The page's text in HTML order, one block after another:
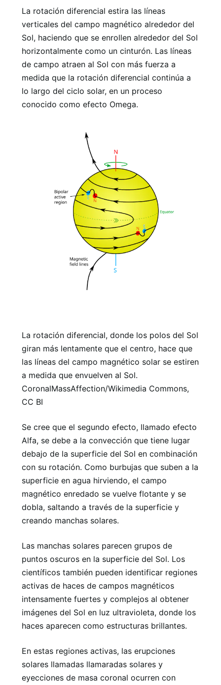
La rotación diferencial estira las líneas
verticales del campo magnético alrededor del
Sol, haciendo que se enrollen alrededor del Sol
horizontalmente como un cinturón. Las líneas
de campo atraen al Sol con más fuerza a
medida que la rotación diferencial continúa a
lo largo del ciclo solar, en un proceso
conocido como efecto Omega.
La rotación diferencial, donde los polos del Sol
giran más lentamente que el centro, hace que
las líneas del campo magnético solar se estiren
a medida que envuelven al Sol.
CoronalMassAffection/Wikimedia Commons,
CC BI
Se cree que el segundo efecto, llamado efecto
Alfa, se debe a la convección que tiene lugar
debajo de la superficie del Sol en combinación
con su rotación. Como burbujas que suben a la
superficie en agua hirviendo, el campo
magnético enredado se vuelve flotante y se
dobla, saltando a través de la superficie y
creando manchas solares.
Las manchas solares parecen grupos de
puntos oscuros en la superficie del Sol. Los
científicos también pueden identificar regiones
activas de haces de campos magnéticos
intensamente fuertes y complejos al obtener
imágenes del Sol en luz ultravioleta, donde los
haces aparecen como estructuras brillantes.
En estas regiones activas, las erupciones
solares llamadas llamaradas solares y
eyecciones de masa coronal ocurren con